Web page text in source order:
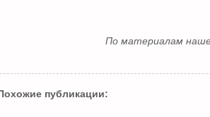
По материалам
публикации: